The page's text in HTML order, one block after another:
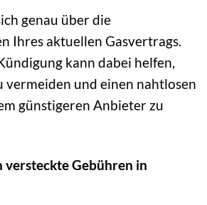
genau über die
Ihres aktuellen Gasvertrags.
kann dabei helfen,
vermeiden und einen nahtlosen
günstigeren Anbieter zu
versteckte Gebühren in